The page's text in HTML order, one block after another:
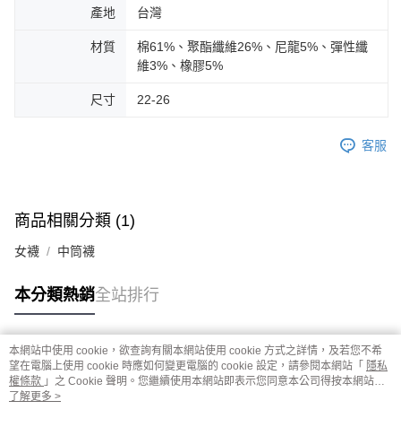
產地 台灣
材質
棉61%、聚酯纖維26%、尼龍5%、彈性纖
維3%、橡膠5%
尺寸 22-26
客服
商品相關分類 (1)
女襪 中筒襪
本分類熱銷全站排行
熱門標籤
本網站中使用 cookie，欲查詢有關本網站使用 cookie 方式之詳情，及若您不希
望在電腦上使用 cookie 時應如何變更電腦的 cookie 設定，請參閱本網站「 隱私
權條款 」之 Cookie 聲明。您繼續使用本網站即表示您同意本公司得按本網站使
用條款之 Cookie 聲明使用 cookie。
了解更多 >